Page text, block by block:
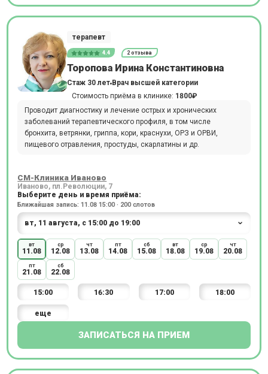
терапевт
4.4 2 отзыва
Торопова Ирина Константиновна
Стаж 30 лет Врач высшей категории
Стоимость приёма в клинике: 1800₽
Проводит диагностику и лечение острых и хронических
заболеваний терапевтического профиля, в том числе
бронхита, ветрянки, гриппа, кори, краснухи, ОРЗ и ОРВИ,
пищевого отравления, простуды, скарлатины и др.
СМ-Клиника Иваново
Иваново, пл.Революции, 7
Выберите день и время приёма:
Ближайшая запись: 11.08 15:00 · 200 слотов
вт
11.08
ср
12.08
чт
13.08
пт
14.08
сб
15.08
вт
18.08
ср
19.08
чт
20.08
пт
21.08
сб
22.08
15:00 16:30 17:00 18:00
еще
ЗАПИСАТЬСЯ НА ПРИЕМ